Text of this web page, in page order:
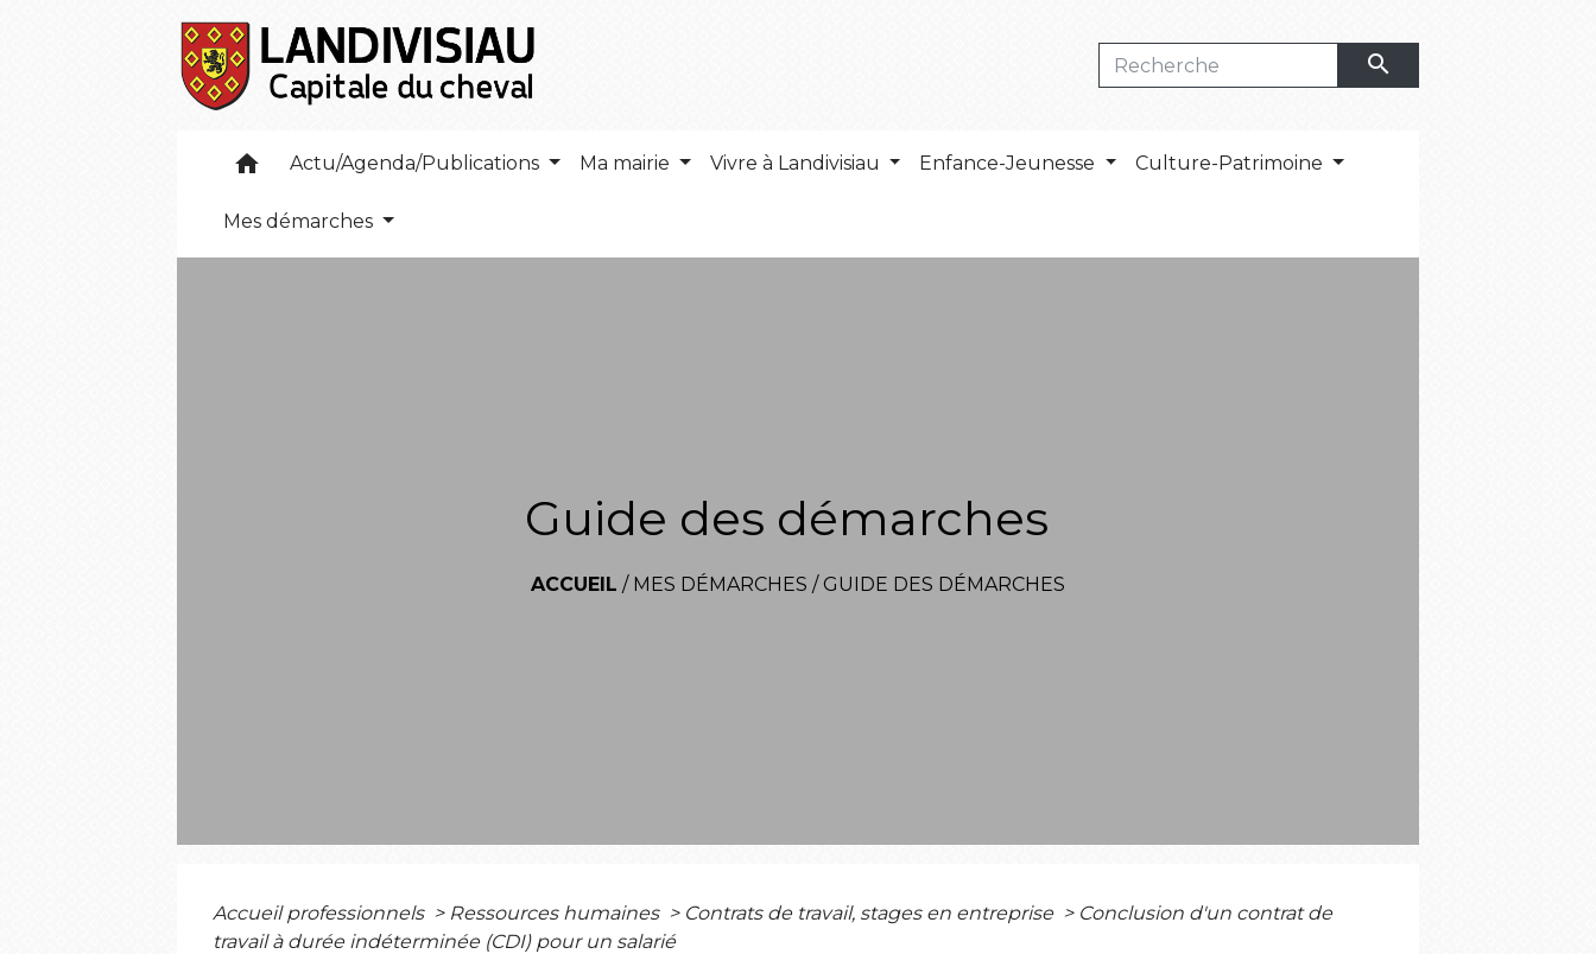
search
home Actu/Agenda/Publications Ma mairie Vivre à Landivisiau Enfance-Jeunesse Culture-Patrimoine
Mes démarches
Guide des démarches
ACCUEIL / MES DÉMARCHES / GUIDE DES DÉMARCHES
Accueil professionnels > Ressources humaines > Contrats de travail, stages en entreprise > Conclusion d'un contrat de
travail à durée indéterminée (CDI) pour un salarié